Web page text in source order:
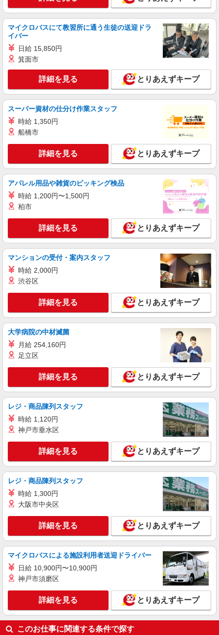
マイクロバスにて教習所に通う生徒の送迎ドラ
イバー
日給 15,850円
箕面市
詳細を見る とりあえずキープ
スーパー資材の仕分け作業スタッフ
時給 1,350円
船橋市
詳細を見る とりあえずキープ
アパレル用品や雑貨のピッキング検品
時給 1,200円〜1,500円
柏市
詳細を見る とりあえずキープ
マンションの受付・案内スタッフ
時給 2,000円
渋谷区
詳細を見る とりあえずキープ
大学病院の中材滅菌
月給 254,160円
足立区
詳細を見る とりあえずキープ
レジ・商品陳列スタッフ
時給 1,120円
神戸市垂水区
詳細を見る とりあえずキープ
レジ・商品陳列スタッフ
時給 1,300円
大阪市中央区
詳細を見る とりあえずキープ
マイクロバスによる施設利用者送迎ドライバー
日給 10,900円〜10,900円
神戸市須磨区
詳細を見る とりあえずキープ
このお仕事に関連する条件で探す